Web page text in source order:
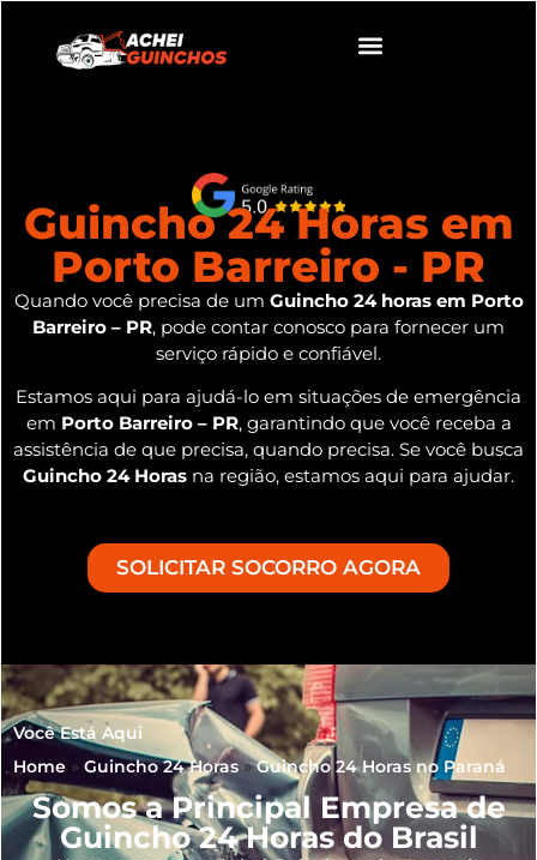
Guincho 24 Horas em
Porto Barreiro - PR
Quando você precisa de um Guincho 24 horas em Porto
Barreiro – PR, pode contar conosco para fornecer um
serviço rápido e confiável.
Estamos aqui para ajudá-lo em situações de emergência
em Porto Barreiro – PR, garantindo que você receba a
assistência de que precisa, quando precisa. Se você busca
Guincho 24 Horas na região, estamos aqui para ajudar.
SOLICITAR SOCORRO AGORA
Você Está Aqui
Home » Guincho 24 Horas»Guincho 24 Horas no Paraná
Somos a Principal Empresa de
Guincho 24 Horas do Brasil